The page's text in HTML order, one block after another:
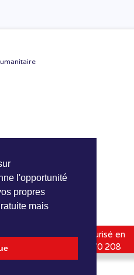
l'opportunité
propres
mais
Protégé-Sécurisé en
| Online : +41 800 070 208